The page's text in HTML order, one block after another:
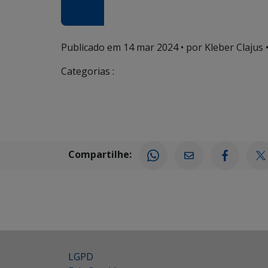
Publicado em 14 mar 2024• por Kleber Clajus •
Categorias :
Compartilhe:
LGPD